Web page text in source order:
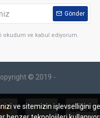
Gönder
okudum ve kabul ediyorum.
© 2019 -
ve sitemizin işlevselliğini